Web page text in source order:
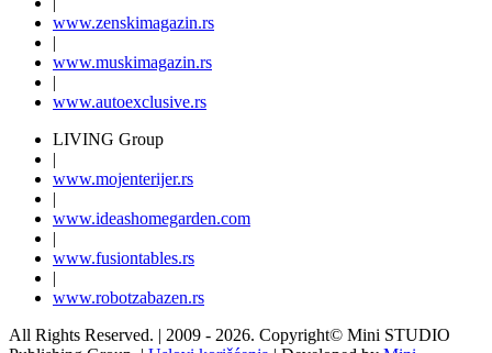
www.zenskimagazin.rs
|
www.muskimagazin.rs
|
www.autoexclusive.rs
LIVING Group
|
www.mojenterijer.rs
|
www.ideashomegarden.com
|
www.fusiontables.rs
|
www.robotzabazen.rs
All Rights Reserved. | 2009 - 2026. Copyright© Mini STUDIO